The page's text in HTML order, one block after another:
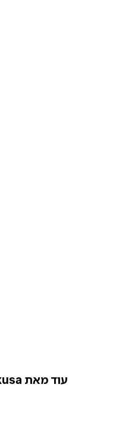
עוד מאת Kangkusa